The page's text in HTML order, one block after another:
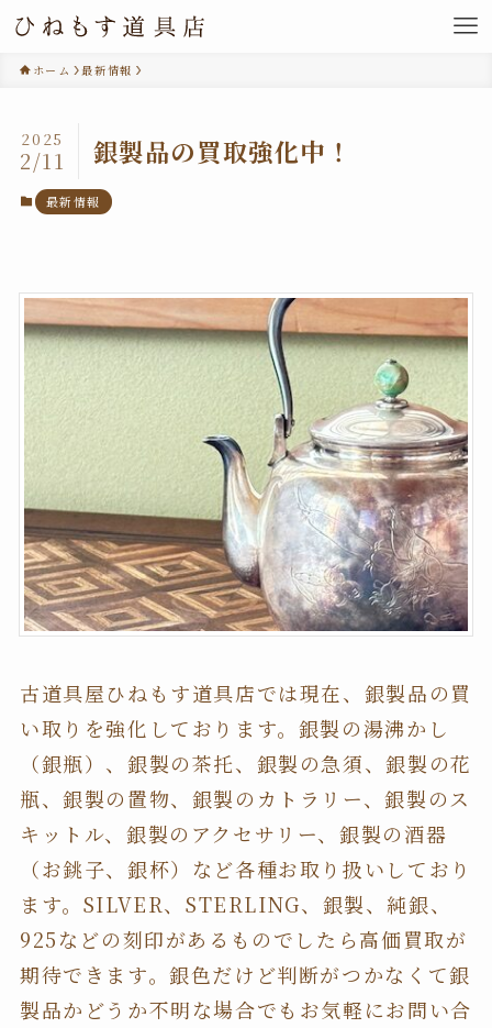
ホーム 最新情報
銀製品の買取強化中！
2025
2/11
最新情報
古道具屋ひねもす道具店では現在、銀製品の買
い取りを強化しております。銀製の湯沸かし
（銀瓶）、銀製の茶托、銀製の急須、銀製の花
瓶、銀製の置物、銀製のカトラリー、銀製のス
キットル、銀製のアクセサリー、銀製の酒器
（お銚子、銀杯）など各種お取り扱いしており
ます。SILVER、STERLING、銀製、純銀、
925などの刻印があるものでしたら高価買取が
期待できます。銀色だけど判断がつかなくて銀
製品かどうか不明な場合でもお気軽にお問い合